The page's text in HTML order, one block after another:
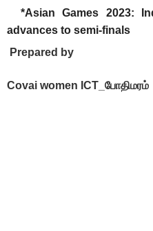
*Asian Games 2023:
advances to semi-finals
Prepared by
Covai women ICT_போதிமரம்